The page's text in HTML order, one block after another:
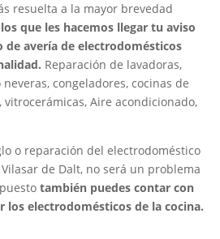
resuelta a la mayor brevedad
que les hacemos llegar tu aviso
avería de electrodomésticos
Reparación de lavadoras,
congeladores, cocinas de
vitrocerámicas, Aire acondicionado,
o reparación del electrodoméstico
de Dalt, no será un problema
también puedes contar con
los electrodomésticos de la cocina.